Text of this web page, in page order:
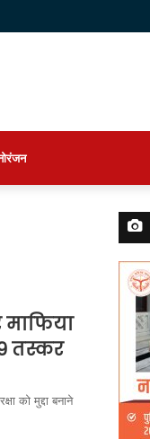
तस्कर
को मुद्दा बनाने